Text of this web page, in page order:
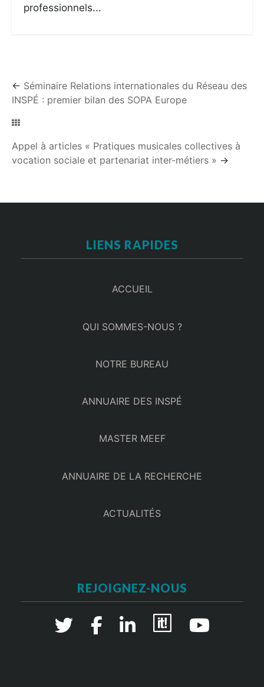
professionnels...
← Séminaire Relations internationales du Réseau des
INSPÉ : premier bilan des SOPA Europe
Appel à articles « Pratiques musicales collectives à
vocation sociale et partenariat inter-métiers » →
LIENS RAPIDES
ACCUEIL
QUI SOMMES-NOUS ?
NOTRE BUREAU
ANNUAIRE DES INSPÉ
MASTER MEEF
ANNUAIRE DE LA RECHERCHE
ACTUALITÉS
REJOIGNEZ-NOUS